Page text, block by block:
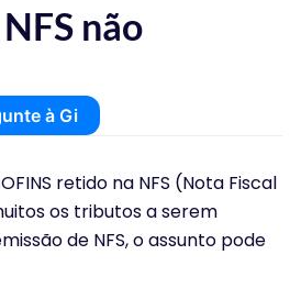
não
à Gi
retido na NFS (Nota Fiscal
os tributos a serem
de NFS, o assunto pode